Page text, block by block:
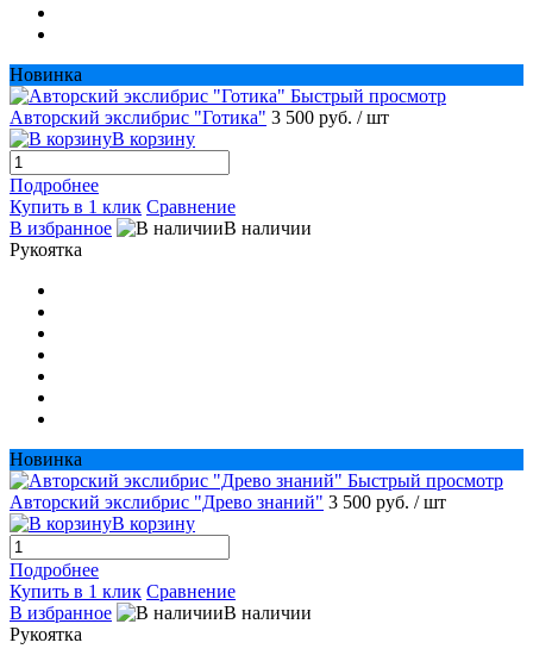
Новинка
Быстрый просмотр
Авторский экслибрис "Готика" 3 500 руб. / шт
В корзину
Подробнее
Купить в 1 клик Сравнение
В избранное
В наличии
Рукоятка
Новинка
Быстрый просмотр
Авторский экслибрис "Древо знаний" 3 500 руб. / шт
В корзину
Подробнее
Купить в 1 клик Сравнение
В избранное
В наличии
Рукоятка